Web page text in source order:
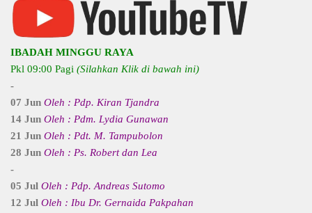
IBADAH MINGGU RAYA
Pkl 09:00 Pagi (Silahkan Klik di bawah ini)
-
07 Jun Oleh : Pdp. Kiran Tjandra
14 Jun Oleh : Pdm. Lydia Gunawan
21 Jun Oleh : Pdt. M. Tampubolon
28 Jun Oleh : Ps. Robert dan Lea
-
05 Jul Oleh : Pdp. Andreas Sutomo
12 Jul Oleh : Ibu Dr. Gernaida Pakpahan